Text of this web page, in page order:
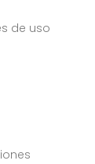
de uso